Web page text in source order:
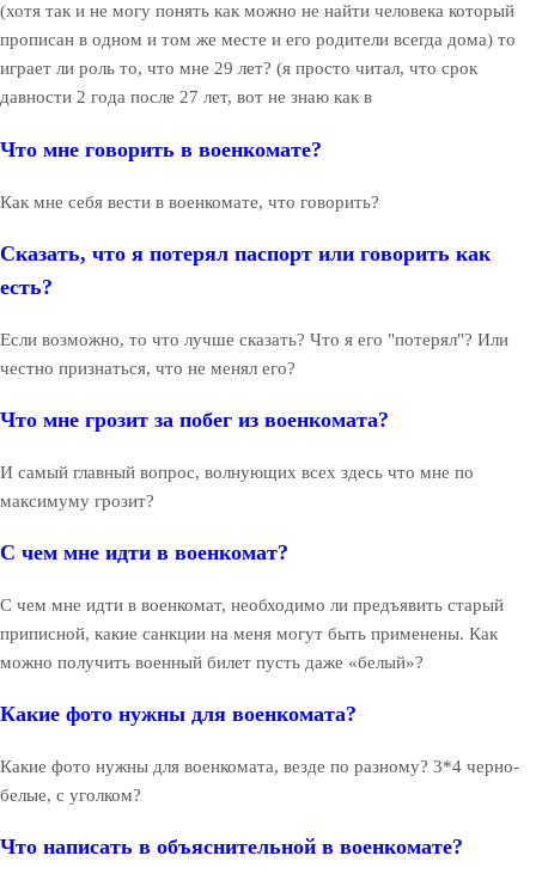
(хотя так и не могу понять как можно не найти человека который
прописан в одном и том же месте и его родители всегда дома) то
играет ли роль то, что мне 29 лет? (я просто читал, что срок
давности 2 года после 27 лет, вот не знаю как в
Что мне говорить в военкомате?
Как мне себя вести в военкомате, что говорить?
Сказать, что я потерял паспорт или говорить как
есть?
Если возможно, то что лучше сказать? Что я его "потерял"? Или
честно признаться, что не менял его?
Что мне грозит за побег из военкомата?
И самый главный вопрос, волнующих всех здесь что мне по
максимуму грозит?
С чем мне идти в военкомат?
С чем мне идти в военкомат, необходимо ли предъявить старый
приписной, какие санкции на меня могут быть применены. Как
можно получить военный билет пусть даже «белый»?
Какие фото нужны для военкомата?
Какие фото нужны для военкомата, везде по разному? 3*4 черно-
белые, с уголком?
Что написать в объяснительной в военкомате?